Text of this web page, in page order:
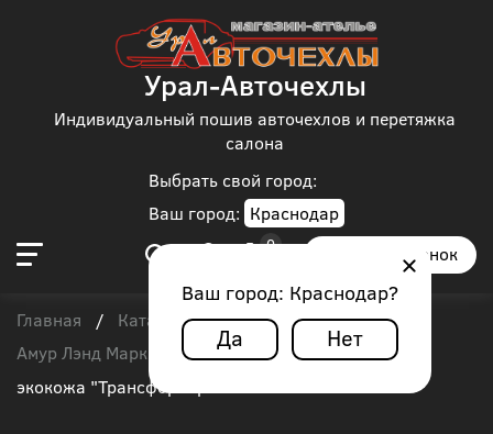
Выбрать свой город:
Ваш город: Краснодар
Ваш город: Краснодар?
Да Нет
Урал-Авточехлы
Индивидуальный пошив авточехлов и перетяжка
салона
Заказать звонок
Главная / Каталог чехлов / Амур /
Амур Лэнд Марк
Авточехлы Амур Лэнд Марк
экокожа "Трансформер"